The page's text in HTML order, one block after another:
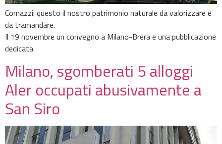
Comazzi: questo il nostro patrimonio naturale da valorizzare e
da tramandare.
Il 19 novembre un convegno a Milano-Brera e una pubblicazione
dedicata.
Milano, sgomberati 5 alloggi
Aler occupati abusivamente a
San Siro